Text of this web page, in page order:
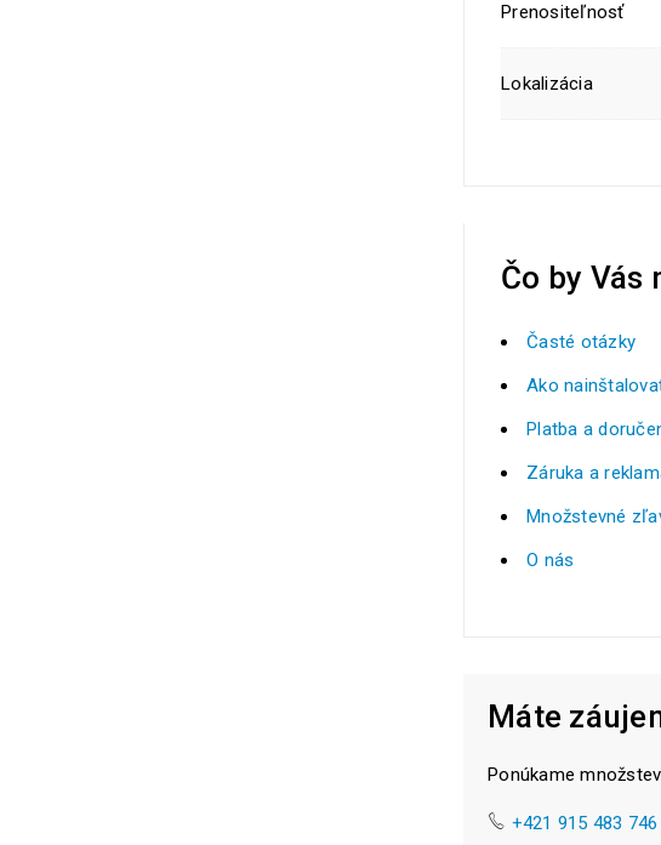
Prenositeľnosť
Lokalizácia
Čo by Vás
Časté otázky
Ako
Platba a
Záruka a
Množstevné
O nás
Máte
Ponúkame
+421 915 483 746